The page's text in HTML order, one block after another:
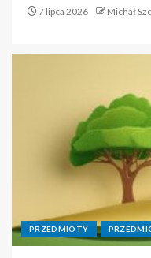
7 lipca 2026 Michał
PRZEDMIOTY